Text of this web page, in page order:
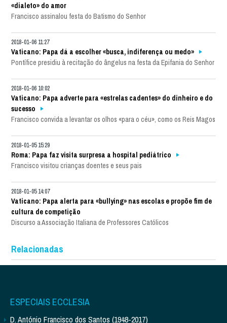
«dialeto» do amor
Francisco assinalou festa do Batismo do Senhor
2018-01-06 11:27
Vaticano: Papa dá a escolher «busca, indiferença ou medo»
Pontífice presidiu à recitação do ângelus na festa da Epifania do Senhor
2018-01-06 10:02
Vaticano: Papa adverte para «estrelas cadentes» do dinheiro e do
sucesso
Francisco convida a levantar os olhos «para o céu», como os Reis Magos
2018-01-05 15:29
Roma: Papa faz visita surpresa a hospital pediátrico
Francisco visitou crianças doentes e seus pais
2018-01-05 14:07
Vaticano: Papa alerta para «bullying» nas escolas e propõe fim de
cultura de competição
Discurso a Associação Italiana de Professores Católicos
Relacionadas
ESPECIAIS ECCLESIA
D. António Francisco dos Santos (1948-2017)